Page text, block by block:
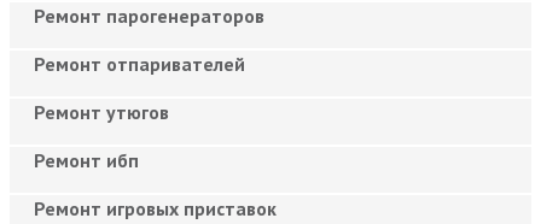
Ремонт парогенераторов
Ремонт отпаривателей
Ремонт утюгов
Ремонт ибп
Ремонт игровых приставок